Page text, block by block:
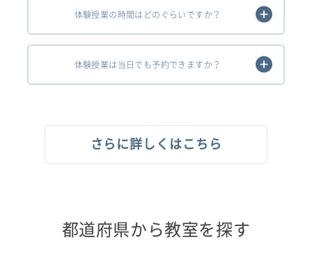
体験授業の時間はどのぐらいですか？
体験授業は当日でも予約できますか？
さらに詳しくはこちら
都道府県から教室を探す